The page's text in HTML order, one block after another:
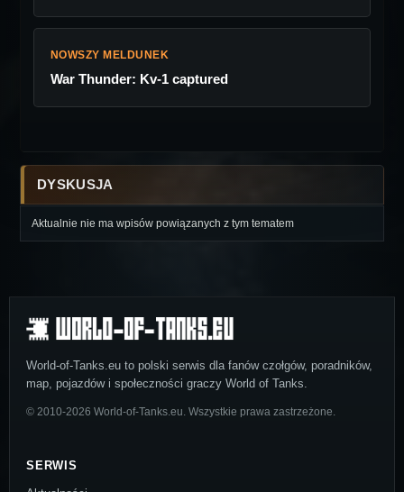
NOWSZY MELDUNEK
War Thunder: Kv-1 captured
DYSKUSJA
Aktualnie nie ma wpisów powiązanych z tym tematem
World-of-Tanks.eu to polski serwis dla fanów czołgów, poradników,
map, pojazdów i społeczności graczy World of Tanks.
© 2010-2026 World-of-Tanks.eu. Wszystkie prawa zastrzeżone.
SERWIS